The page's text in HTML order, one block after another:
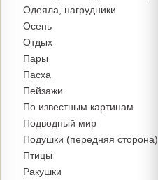
Одеяла, нагрудники
Осень
Отдых
Пары
Пасха
Пейзажи
По известным картинам
Подводный мир
Подушки (передняя сторона)
Птицы
Ракушки